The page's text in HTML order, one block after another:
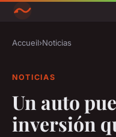
Accueil›Noticias
NOTICIAS
Un auto
inversión